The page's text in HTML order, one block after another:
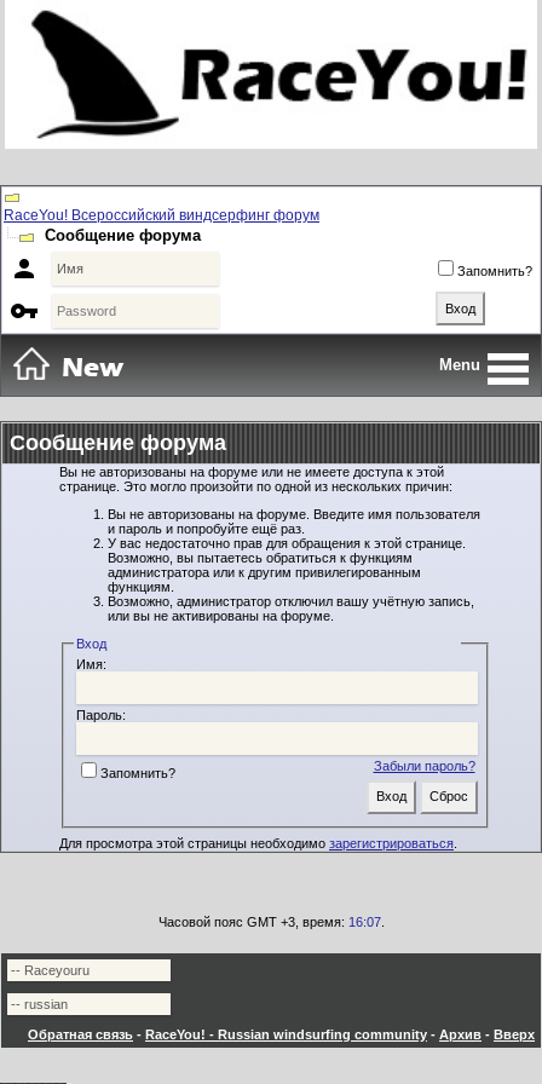
RaceYou! Всероссийский виндсерфинг форум
Сообщение форума
 Запомнить?

Menu
Сообщение форума
Вы не авторизованы на форуме или не имеете доступа к этой
странице. Это могло произойти по одной из нескольких причин:
Вы не авторизованы на форуме. Введите имя пользователя
и пароль и попробуйте ещё раз.
У вас недостаточно прав для обращения к этой странице.
Возможно, вы пытаетесь обратиться к функциям
администратора или к другим привилегированным
функциям.
Возможно, администратор отключил вашу учётную запись,
или вы не активированы на форуме.
Вход
Имя:
Пароль:
Забыли пароль?
Запомнить?
Для просмотра этой страницы необходимо зарегистрироваться
Часовой пояс GMT +3, время: 16:07.
Обратная связь - RaceYou! - Russian windsurfing community - Архив - Вверх